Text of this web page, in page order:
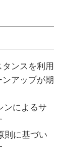
ンスを利用
アップが期
ンによるサ
則に基づい